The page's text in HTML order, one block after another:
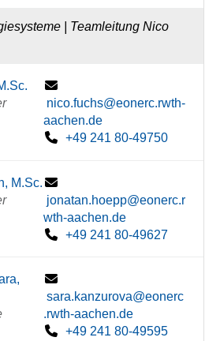
| Teamleitung Nico
nico.fuchs@eonerc.rwth-
aachen.de
+49 241 80-49750
M.Sc.
jonatan.hoepp@eonerc.r
wth-aachen.de
+49 241 80-49627
sara.kanzurova@eonerc
.rwth-aachen.de
+49 241 80-49595